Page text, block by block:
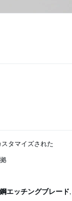
タマイズされた
エッチングブレード,